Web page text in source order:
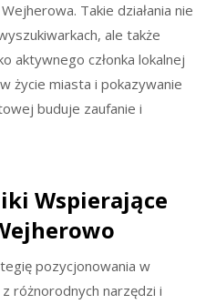
Takie działania nie
ale także
aktywnego członka lokalnej
życie miasta i pokazywanie
buduje zaufanie i
Wspierające
pozycjonowania w
różnorodnych narzędzi i